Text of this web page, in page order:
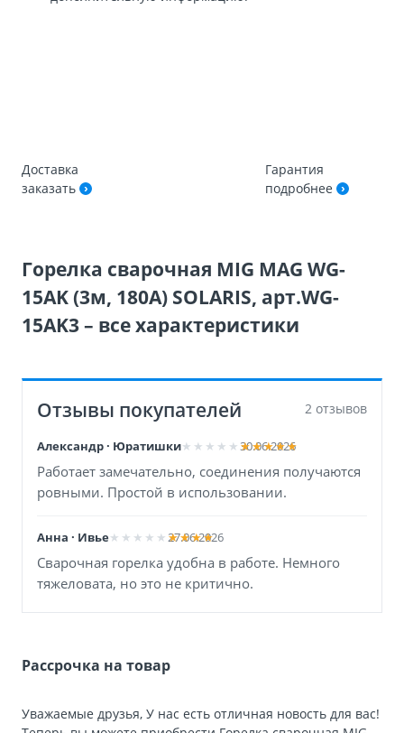
Доставка
заказать
Гарантия
подробнее
Горелка сварочная MIG MAG WG-
15AK (3м, 180А) SOLARIS, арт.WG-
15AK3 – все характеристики
Отзывы покупателей 2 отзывов
Александр · Юратишки 30.06.2026
Работает замечательно, соединения получаются
ровными. Простой в использовании.
Анна · Ивье 27.06.2026
Сварочная горелка удобна в работе. Немного
тяжеловата, но это не критично.
Рассрочка на товар
Уважаемые друзья, У нас есть отличная новость для вас!